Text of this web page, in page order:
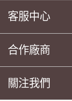
客服中心
合作廠商
關注我們